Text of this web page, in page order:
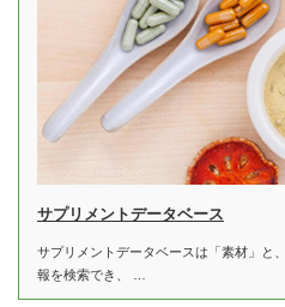
サプリメントデータベース
サプリメントデータベースは「素材」と
報を検索でき、 …